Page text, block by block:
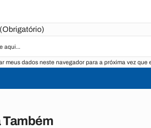
meus dados neste navegador para a próxima vez que
Também